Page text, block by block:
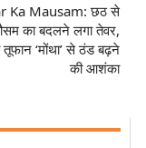
Ka Mausam: छठ से
का बदलने लगा तेवर,
तूफान ‘मोंथा’ से ठंड बढ़ने
की आशंका